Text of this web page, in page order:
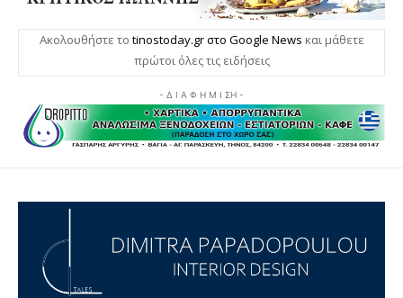
Ακολουθήστε το tinostoday.gr στο Google News και μάθετε
πρώτοι όλες τις ειδήσεις
- Δ Ι Α Φ Η Μ Ι ΣΗ -